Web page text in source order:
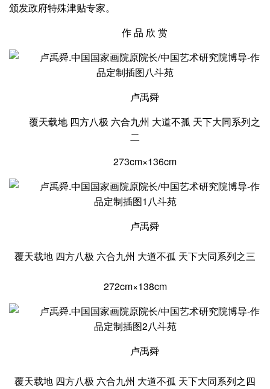
颁发政府特殊津贴专家。
作 品 欣 赏
卢禹舜
覆天载地 四方八极 六合九州 大道不孤 天下大同系列之
二
273cm×136cm
卢禹舜
覆天载地 四方八极 六合九州 大道不孤 天下大同系列之三
272cm×138cm
卢禹舜
覆天载地 四方八极 六合九州 大道不孤 天下大同系列之四